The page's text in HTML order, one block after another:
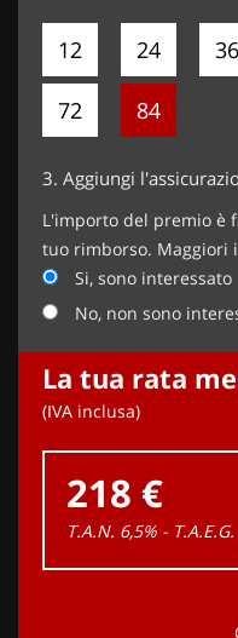
12 24 36
72 84
3. Aggiungi
L'importo del premio è
tuo rimborso. Maggiori
Si, sono interessato
No, non sono
La tua rata
(IVA inclusa)
218 €
T.A.N. 6,5% - T.A.E.G.